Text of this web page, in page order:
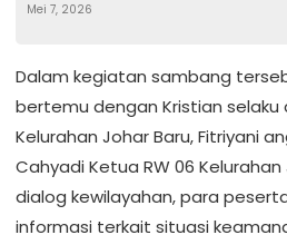
Sawah Besar
Mei 7, 2026
Dalam kegiatan sambang
bertemu dengan Kristian selaku
Kelurahan Johar Baru, Fitriyani
Cahyadi Ketua RW 06 Kelurahan
dialog kewilayahan, para
informasi terkait situasi